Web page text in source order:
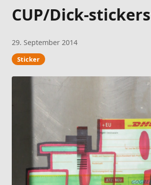
CUP/Dick-
29. September 2014
Sticker